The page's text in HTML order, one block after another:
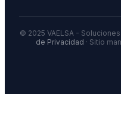
© 2025 VAELSA - Soluciones
de Privacidad · Sitio